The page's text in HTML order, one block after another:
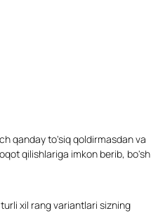
qanday to'siq qoldirmasdan va
qilishlariga imkon berib, bo'sh
xil rang variantlari sizning